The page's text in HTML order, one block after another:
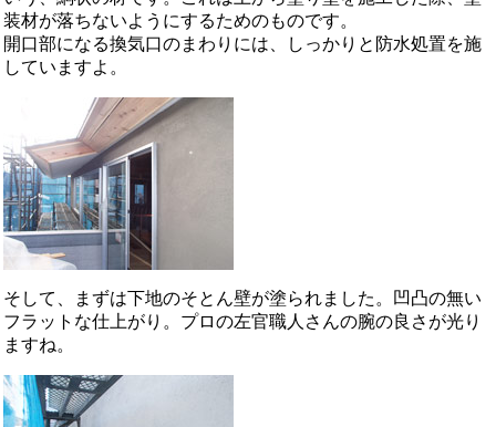
装材が落ちないようにするためのものです。
開口部になる換気口のまわりには、しっかりと防水処置を施
していますよ。
そして、まずは下地のそとん壁が塗られました。凹凸の無い
フラットな仕上がり。プロの左官職人さんの腕の良さが光り
ますね。